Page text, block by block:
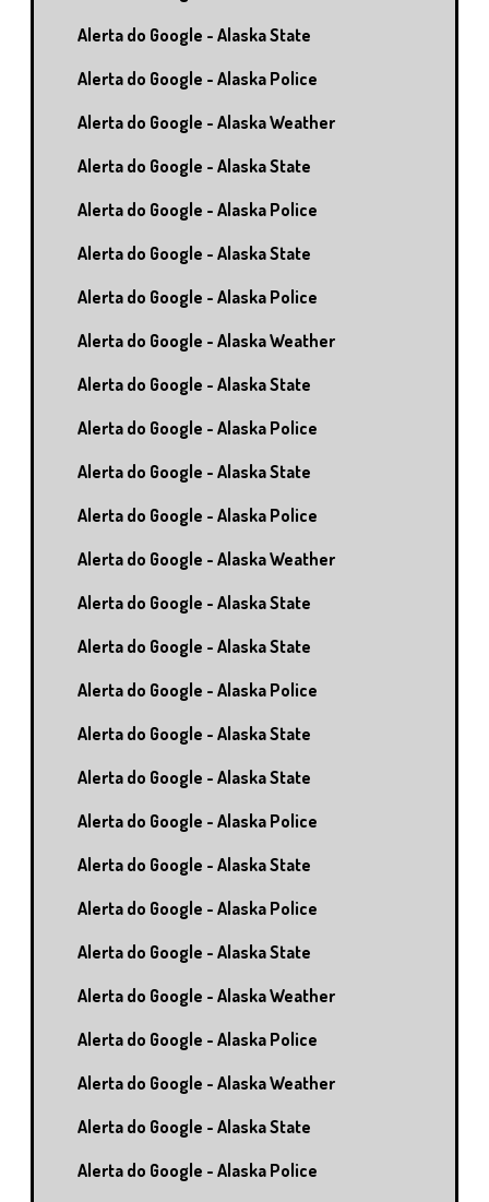
Alerta do Google - Alaska State
Alerta do Google - Alaska Police
Alerta do Google - Alaska Weather
Alerta do Google - Alaska State
Alerta do Google - Alaska Police
Alerta do Google - Alaska State
Alerta do Google - Alaska Police
Alerta do Google - Alaska Weather
Alerta do Google - Alaska State
Alerta do Google - Alaska Police
Alerta do Google - Alaska State
Alerta do Google - Alaska Police
Alerta do Google - Alaska Weather
Alerta do Google - Alaska State
Alerta do Google - Alaska State
Alerta do Google - Alaska Police
Alerta do Google - Alaska State
Alerta do Google - Alaska State
Alerta do Google - Alaska Police
Alerta do Google - Alaska State
Alerta do Google - Alaska Police
Alerta do Google - Alaska State
Alerta do Google - Alaska Weather
Alerta do Google - Alaska Police
Alerta do Google - Alaska Weather
Alerta do Google - Alaska State
Alerta do Google - Alaska Police